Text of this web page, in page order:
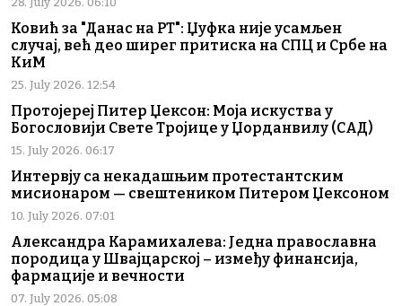
Ковић за "Данас на РТ": Џуфка није усамљен
случај, већ део ширег притиска на СПЦ и Србе на
КиМ
25. July 2026. 12:54
Протојереј Питер Џексон: Моја искуства у
Богословији Свете Тројице у Џорданвилу (САД)
15. July 2026. 06:17
Интервју са некадашњим протестантским
мисионаром — свештеником Питером Џексоном
10. July 2026. 07:01
Александра Карамихалева: Једна православна
породица у Швајцарској – између финансија,
фармације и вечности
07. July 2026. 05:08